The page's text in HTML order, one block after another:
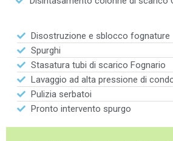
Disostruzione e sblocco fognature
Spurghi
Stasatura tubi di scarico Fognario
Lavaggio ad alta pressione di
Pulizia serbatoi
Pronto intervento spurgo